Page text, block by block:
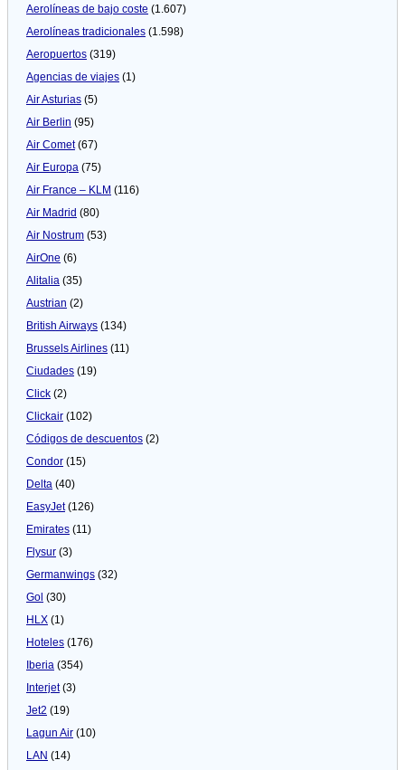
Aerolíneas de bajo coste (1.607)
Aerolíneas tradicionales (1.598)
Aeropuertos (319)
Agencias de viajes (1)
Air Asturias (5)
Air Berlin (95)
Air Comet(67)
Air Europa (75)
Air France – KLM (116)
Air Madrid (80)
Air Nostrum (53)
AirOne (6)
Alitalia (35)
Austrian (2)
British Airways (134)
Brussels Airlines (11)
Ciudades (19)
Click (2)
Clickair (102)
Códigos de descuentos (2)
Condor (15)
Delta (40)
EasyJet(126)
Emirates (11)
Flysur (3)
Germanwings (32)
Gol (30)
HLX (1)
Hoteles (176)
Iberia (354)
Interjet(3)
Jet2 (19)
Lagun Air (10)
LAN (14)